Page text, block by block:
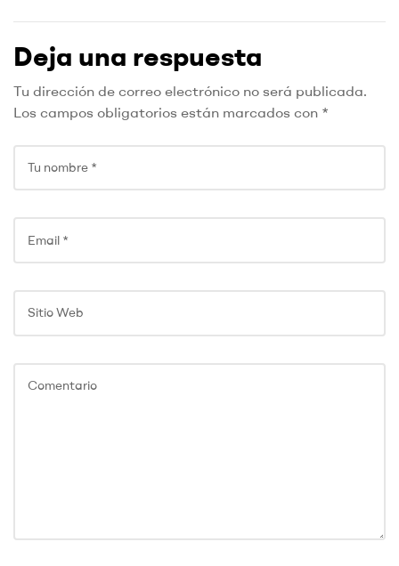
Deja una respuesta
Tu dirección de correo electrónico no será publicada.
Los campos obligatorios están marcados con *